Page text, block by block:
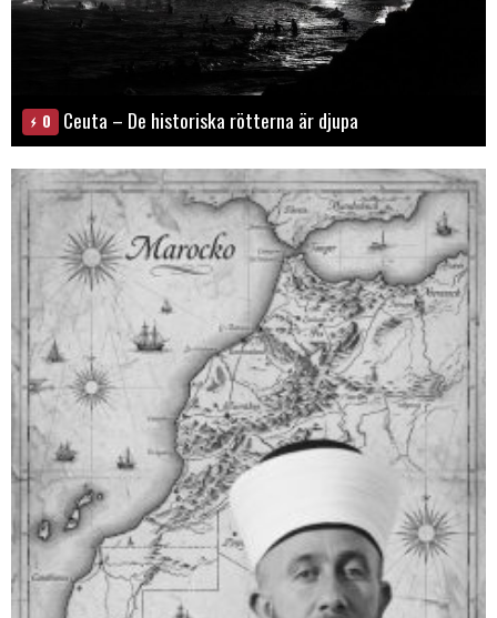
0 Ceuta – De historiska rötterna är djupa